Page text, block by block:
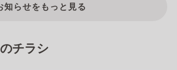
知らせをもっと見る
チラシ